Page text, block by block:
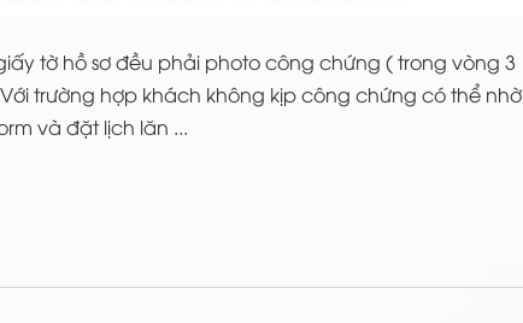
tờ hồ sơ đều phải photo công chứng ( trong vòng 3
trường hợp khách không kịp công chứng có thể nhờ
và đặt lịch lăn ...